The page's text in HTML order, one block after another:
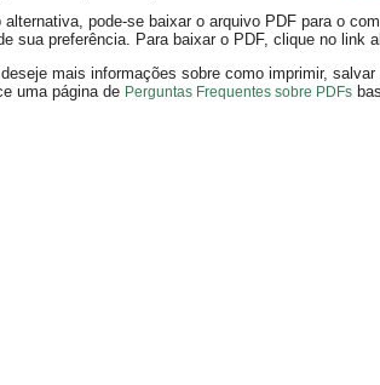
alternativa, pode-se baixar o arquivo PDF para o
sua preferência. Para baixar o PDF, clique no link
mais informações sobre como imprimir,
uma página de Perguntas Frequentes sobre PDFs